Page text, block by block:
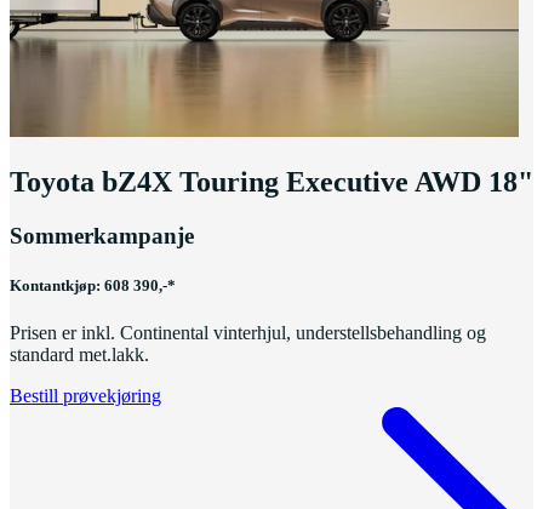
Toyota bZ4X Touring Executive AWD 18"
Sommerkampanje
Kontantkjøp: 608 390,-*
Prisen er inkl. Continental vinterhjul, understellsbehandling og
standard met.lakk.
Bestill prøvekjøring